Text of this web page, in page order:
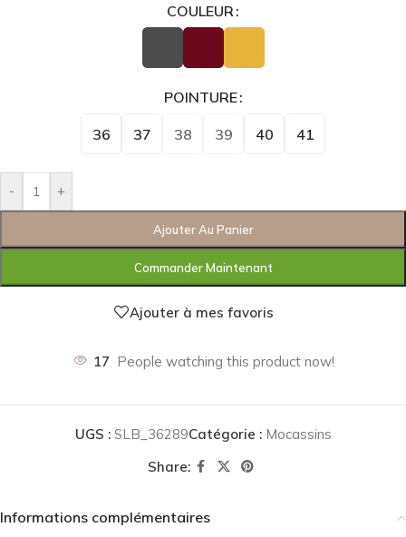
COULEUR
POINTURE
36 37 38 39 40 41
- +
Ajouter Au Panier
Commander Maintenant
Ajouter à mes favoris
17 People watching this product now!
UGS : SLB_36289Catégorie : Mocassins
Share:
Informations complémentaires